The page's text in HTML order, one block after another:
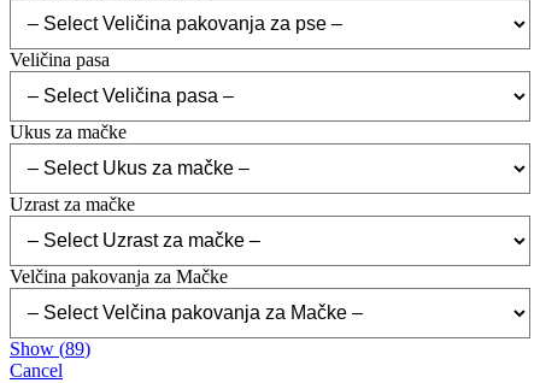
Veličina pasa
Ukus za mačke
Uzrast za mačke
Velčina pakovanja za Mačke
Show (89)
Cancel